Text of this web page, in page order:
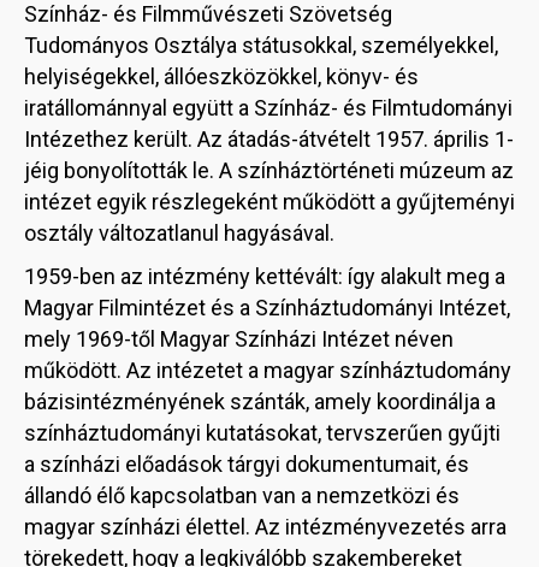
Színház- és Filmművészeti Szövetség
Tudományos Osztálya státusokkal, személyekkel,
helyiségekkel, állóeszközökkel, könyv- és
iratállománnyal együtt a Színház- és Filmtudományi
Intézethez került. Az átadás-átvételt 1957. április 1-
jéig bonyolították le. A színháztörténeti múzeum az
intézet egyik részlegeként működött a gyűjteményi
osztály változatlanul hagyásával.
1959-ben az intézmény kettévált: így alakult meg a
Magyar Filmintézet és a Színháztudományi Intézet,
mely 1969-től Magyar Színházi Intézet néven
működött. Az intézetet a magyar színháztudomány
bázisintézményének szánták, amely koordinálja a
színháztudományi kutatásokat, tervszerűen gyűjti
a színházi előadások tárgyi dokumentumait, és
állandó élő kapcsolatban van a nemzetközi és
magyar színházi élettel. Az intézményvezetés arra
törekedett, hogy a legkiválóbb szakembereket